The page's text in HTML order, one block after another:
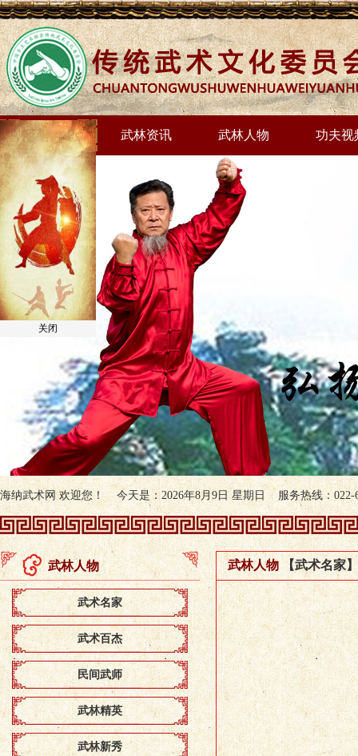
网站首页 武林资讯 武林人物 功夫视
海纳武术网 欢迎您！ 今天是：2026年8月9日 星期日 服务热线：022-
武林人物
武术名家
武术百杰
民间武师
武林精英
武林新秀
武林人物【武术名家】
关闭